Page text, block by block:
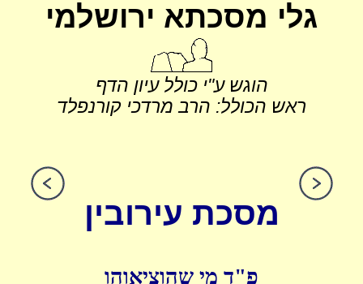
גלי מסכתא ירושלמי
הוגש ע"י כולל עיון הדף
ראש הכולל: הרב מרדכי קורנפלד
מסכת עירובין
פ"ד מי שהוציאוהו